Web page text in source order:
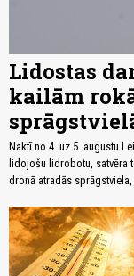
Lidostas
kailām
Naktī no 4. uz 5. augustu
lidojošu lidrobotu, satvēra
dronā atradās sprāgstviela,